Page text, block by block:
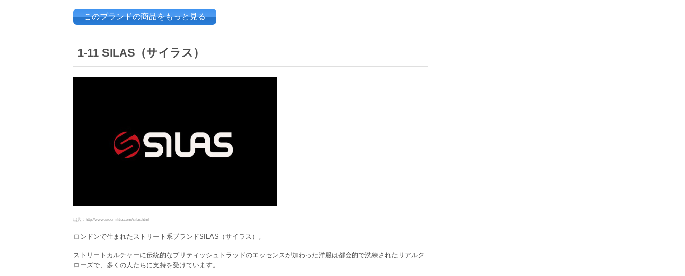
このブランドの商品をもっと見る
1-11 SILAS（サイラス）
出典：http://www.sidemilitia.com/silas.html
ロンドンで生まれたストリート系ブランドSILAS（サイラス）。
ストリートカルチャーに伝統的なブリティッシュトラッドのエッセンスが加わった洋服は都会的で洗練されたリアルク
ローズで、多くの人たちに支持を受けています。